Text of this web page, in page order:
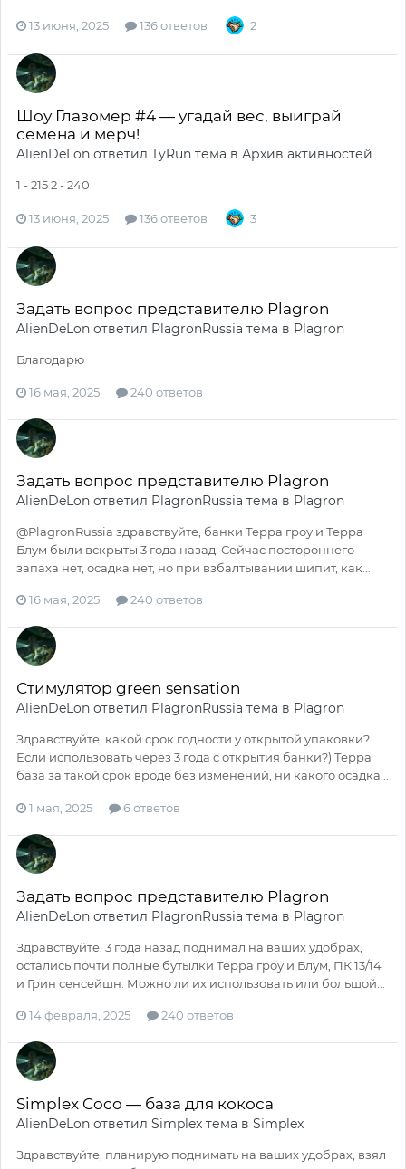
13 июня, 2025 136 ответов 2
Шоу Глазомер #4 — угадай вес, выиграй
семена и мерч!
AlienDeLon ответил TyRun тема в Архив активностей
1 - 215 2 - 240
13 июня, 2025 136 ответов 3
Задать вопрос представителю Plagron
AlienDeLon ответил PlagronRussia тема в Plagron
Благодарю
16 мая, 2025 240 ответов
Задать вопрос представителю Plagron
AlienDeLon ответил PlagronRussia тема в Plagron
@PlagronRussia здравствуйте, банки Терра гроу и Терра
Блум были вскрыты 3 года назад. Сейчас постороннего
запаха нет, осадка нет, но при взбалтывании шипит, как...
16 мая, 2025 240 ответов
Стимулятор green sensation
AlienDeLon ответил PlagronRussia тема в Plagron
Здравствуйте, какой срок годности у открытой упаковки?
Если использовать через 3 года с открытия банки?) Терра
база за такой срок вроде без изменений, ни какого осадка...
1 мая, 2025 6 ответов
Задать вопрос представителю Plagron
AlienDeLon ответил PlagronRussia тема в Plagron
Здравствуйте, 3 года назад поднимал на ваших удобрах,
остались почти полные бутылки Терра гроу и Блум, ПК 13/14
и Грин сенсейшн. Можно ли их использовать или большой...
14 февраля, 2025 240 ответов
Simplex Coco — база для кокоса
AlienDeLon ответил Simplex тема в Simplex
Здравствуйте, планирую поднимать на ваших удобрах, взял